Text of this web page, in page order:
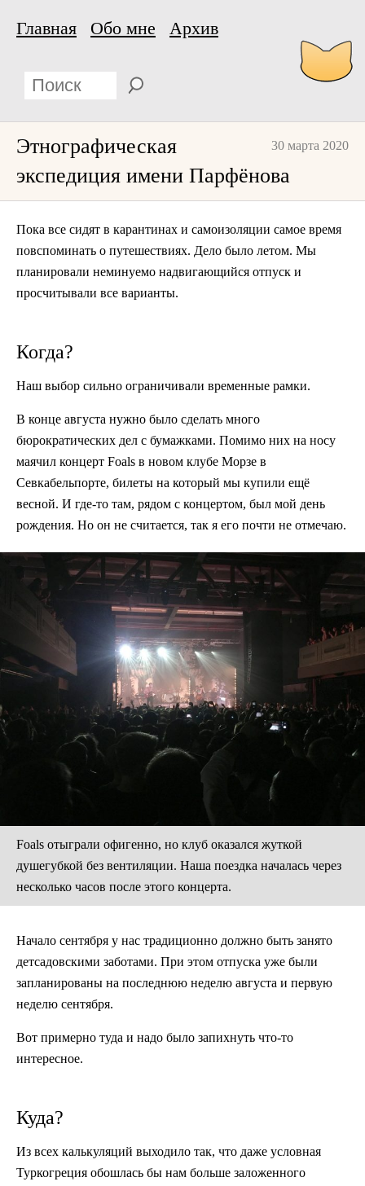
Главная Обо мне Архив
30 марта 2020
Этнографическая
экспедиция имени Парфёнова
Пока все сидят в карантинах и самоизоляции самое время
повспоминать о путешествиях. Дело было летом. Мы
планировали неминуемо надвигающийся отпуск и
просчитывали все варианты.
Когда?
Наш выбор сильно ограничивали временные рамки.
В конце августа нужно было сделать много
бюрократических дел с бумажками. Помимо них на носу
маячил концерт Foals в новом клубе Морзе в
Севкабельпорте, билеты на который мы купили ещё
весной. И где-то там, рядом с концертом, был мой день
рождения. Но он не считается, так я его почти не отмечаю.
Foals отыграли офигенно, но клуб оказался жуткой
душегубкой без вентиляции. Наша поездка началась через
несколько часов после этого концерта.
Начало сентября у нас традиционно должно быть занято
детсадовскими заботами. При этом отпуска уже были
запланированы на последнюю неделю августа и первую
неделю сентября.
Вот примерно туда и надо было запихнуть что-то
интересное.
Куда?
Из всех калькуляций выходило так, что даже условная
Туркогреция обошлась бы нам больше заложенного